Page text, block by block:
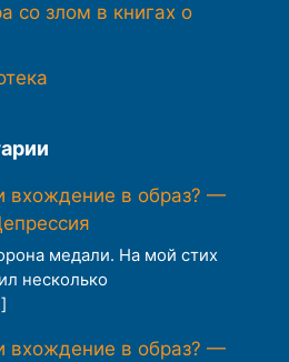
со злом в книгах о
вхождение в образ? —
медали. На мой стих
несколько
вхождение в образ? —